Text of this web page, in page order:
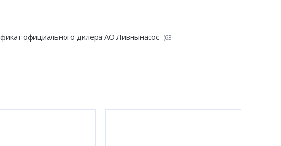
официального дилера АО Ливнынасос (63